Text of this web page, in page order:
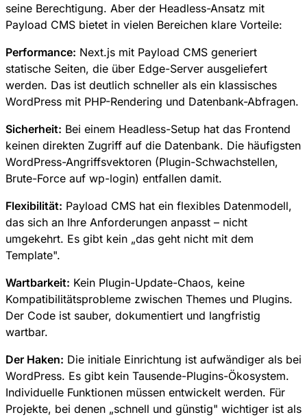
seine Berechtigung. Aber der Headless-Ansatz mit
Payload CMS bietet in vielen Bereichen klare Vorteile:
Performance: Next.js mit Payload CMS generiert
statische Seiten, die über Edge-Server ausgeliefert
werden. Das ist deutlich schneller als ein klassisches
WordPress mit PHP-Rendering und Datenbank-Abfragen.
Sicherheit: Bei einem Headless-Setup hat das Frontend
keinen direkten Zugriff auf die Datenbank. Die häufigsten
WordPress-Angriffsvektoren (Plugin-Schwachstellen,
Brute-Force auf wp-login) entfallen damit.
Flexibilität: Payload CMS hat ein flexibles Datenmodell,
das sich an Ihre Anforderungen anpasst – nicht
umgekehrt. Es gibt kein „das geht nicht mit dem
Template".
Wartbarkeit: Kein Plugin-Update-Chaos, keine
Kompatibilitätsprobleme zwischen Themes und Plugins.
Der Code ist sauber, dokumentiert und langfristig
wartbar.
Der Haken: Die initiale Einrichtung ist aufwändiger als bei
WordPress. Es gibt kein Tausende-Plugins-Ökosystem.
Individuelle Funktionen müssen entwickelt werden. Für
Projekte, bei denen „schnell und günstig" wichtiger ist als